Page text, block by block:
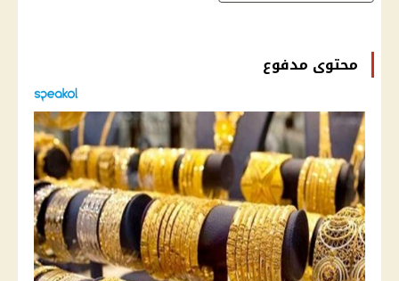
محتوى مدفوع